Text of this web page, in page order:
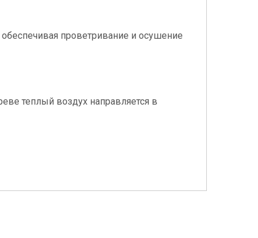
проветривание и осушение
теплый воздух направляется в